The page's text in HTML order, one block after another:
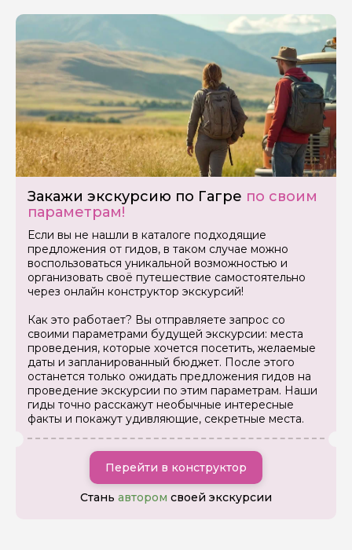
Закажи экскурсию по Гагре по своим
параметрам!
Если вы не нашли в каталоге подходящие
предложения от гидов, в таком случае можно
воспользоваться уникальной возможностью и
организовать своё путешествие самостоятельно
через онлайн конструктор экскурсий!
Как это работает? Вы отправляете запрос со
своими параметрами будущей экскурсии: места
проведения, которые хочется посетить, желаемые
даты и запланированный бюджет. После этого
останется только ожидать предложения гидов на
проведение экскурсии по этим параметрам. Наши
гиды точно расскажут необычные интересные
факты и покажут удивляющие, секретные места.
Перейти в конструктор
Стань автором своей экскурсии
Задайте свой вопрос гиду
Ваш номер телефона